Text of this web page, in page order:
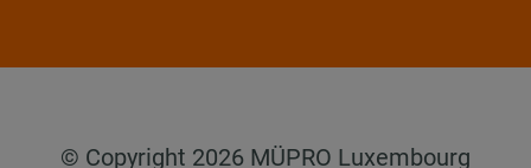
© Copyright 2026 MÜPRO Luxembourg